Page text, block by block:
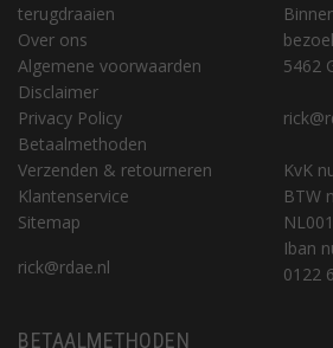
terugdraaien
Over ons
Algemene voorwaarden
Disclaimer
Privacy Policy
Betaalmethoden
Verzenden & retourneren
Klantenservice
Sitemap
rick@rdae.nl
5462
KvK
BTW
Iban
0122
BETAALMETHODEN